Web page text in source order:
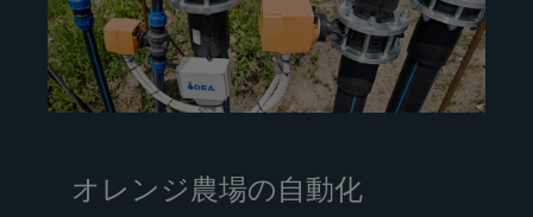
オレンジ農場の自動化